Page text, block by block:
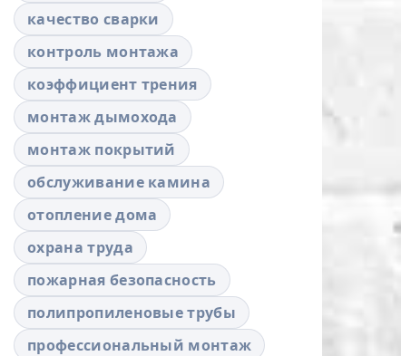
качество сварки
контроль монтажа
коэффициент трения
монтаж дымохода
монтаж покрытий
обслуживание камина
отопление дома
охрана труда
пожарная безопасность
полипропиленовые трубы
профессиональный монтаж